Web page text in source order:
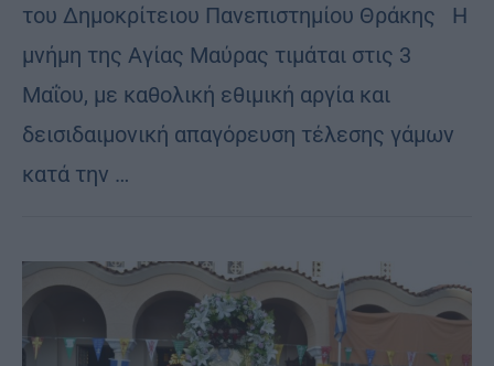
του Δημοκρίτειου Πανεπιστημίου Θράκης Η
μνήμη της Αγίας Μαύρας τιμάται στις 3
Μαΐου, με καθολική εθιμική αργία και
δεισιδαιμονική απαγόρευση τέλεσης γάμων
κατά την …